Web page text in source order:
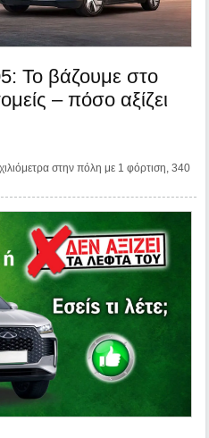
Το βάζουμε στο
– πόσο αξίζει
στην πόλη με 1 φόρτιση, 340